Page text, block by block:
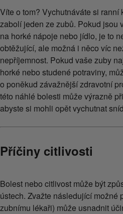
Víte o tom? Vychutnáváte si ranní
zabolí jeden ze zubů. Pokud jsou
na horké nápoje nebo jídlo, je to
obtěžující, ale možná i něco víc
nepříjemnost. Pokud vaše zuby
horké nebo studené potraviny,
o poněkud závažnější zdravotní
této náhlé bolesti může výrazně
abyste si mohli opět vychutnat
Příčiny citlivosti
Bolest nebo citlivost může být
ústech. Zvažte následující možné
zubnímu lékaři) může usnadnit